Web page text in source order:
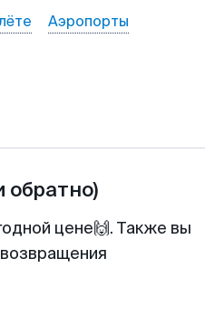
Аэропорты
обратно)
цене🙌. Также вы